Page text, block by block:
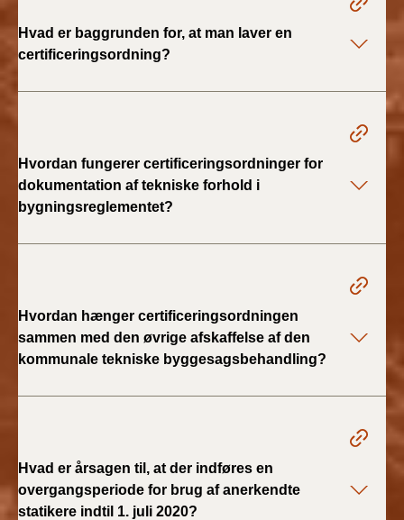
BR18 (1/1 - 30/6
2022)
BR18 (1/1-29/6
2021)
2020)
2020)
BR18 (1/1-9/3 2020)
BR18 (4/7-31/12
BR18 (1/1-4/7 2019)
BR18 (1/7-31/12
Hvad er baggrunden for, at man laver en
certificeringsordning?
Hvordan fungerer certificeringsordninger for
dokumentation af tekniske forhold i
bygningsreglementet?
Hvordan hænger certificeringsordningen
sammen med den øvrige afskaffelse af den
kommunale tekniske byggesagsbehandling?
Hvad er årsagen til, at der indføres en
overgangsperiode for brug af anerkendte
statikere indtil 1. juli 2020?